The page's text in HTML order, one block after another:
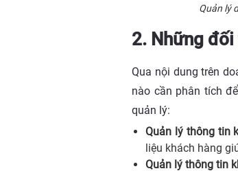
Quản lý
2. Những
Qua nội dung trên
nào cần phân tích
quản lý:
Quản lý thông tin
liệu khách hàng
Quản lý thông tin